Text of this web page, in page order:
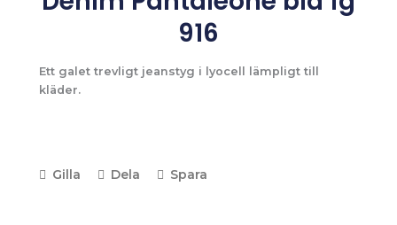
916
Ett galet trevligt jeanstyg i lyocell lämpligt till
kläder.
Gilla Dela Spara